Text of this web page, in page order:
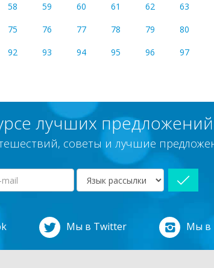
58 59 60 61 62 63
75 76 77 78 79 80
92 93 94 95 96 97
лучших предложений
советы и лучшие
Мы в Twitter Мы в